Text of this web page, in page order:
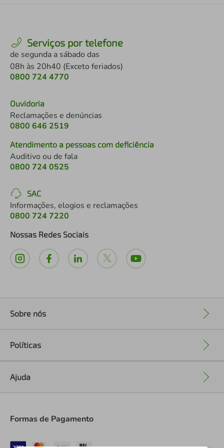
Serviços por telefone
de segunda a sábado das
08h às 20h40 (Exceto feriados)
0800 724 4770
Ouvidoria
Reclamações e denúncias
0800 646 2519
Atendimento a pessoas com deficiência
Auditivo ou de fala
0800 724 0525
SAC
Informações, elogios e reclamações
0800 724 7220
Nossas Redes Sociais
Sobre nós
Políticas
Ajuda
Formas de Pagamento